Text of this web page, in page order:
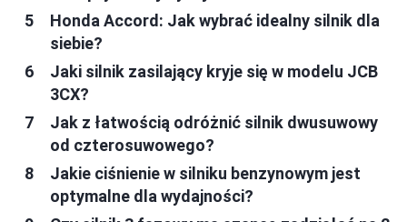
Honda Accord: Jak wybrać idealny silnik dla
siebie?
Jaki silnik zasilający kryje się w modelu JCB
3CX?
Jak z łatwością odróżnić silnik dwusuwowy
od czterosuwowego?
Jakie ciśnienie w silniku benzynowym jest
optymalne dla wydajności?